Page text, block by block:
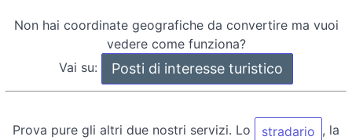
Non hai coordinate geografiche da convertire ma vuoi
vedere come funziona?
Vai su:
Prova pure gli altri due nostri servizi. Lo stradario , la